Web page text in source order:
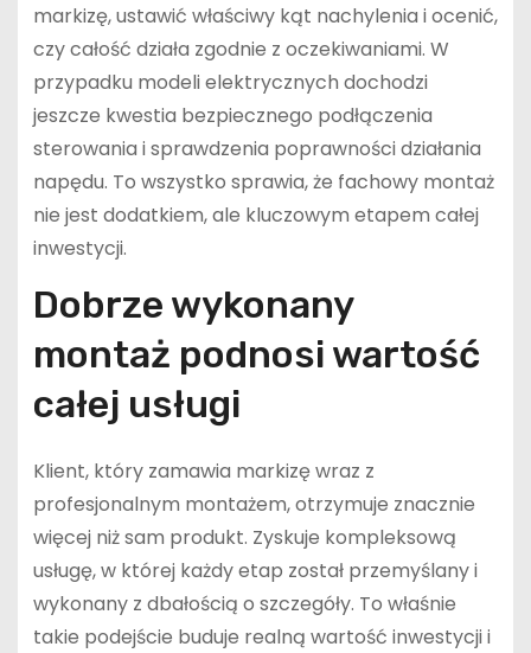
markizę, ustawić właściwy kąt nachylenia i ocenić,
czy całość działa zgodnie z oczekiwaniami. W
przypadku modeli elektrycznych dochodzi
jeszcze kwestia bezpiecznego podłączenia
sterowania i sprawdzenia poprawności działania
napędu. To wszystko sprawia, że fachowy montaż
nie jest dodatkiem, ale kluczowym etapem całej
inwestycji.
Dobrze wykonany
montaż podnosi wartość
całej usługi
Klient, który zamawia markizę wraz z
profesjonalnym montażem, otrzymuje znacznie
więcej niż sam produkt. Zyskuje kompleksową
usługę, w której każdy etap został przemyślany i
wykonany z dbałością o szczegóły. To właśnie
takie podejście buduje realną wartość inwestycji i